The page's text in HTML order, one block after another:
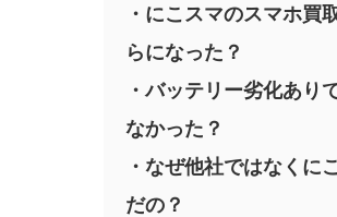
・にこスマのスマホ買
らになった？
・バッテリー劣化あり
なかった？
・なぜ他社ではなくに
だの？